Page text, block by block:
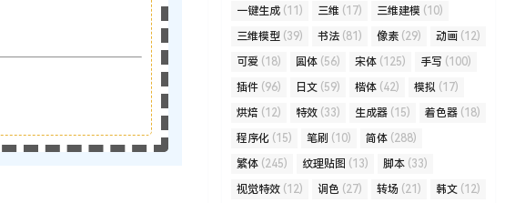
一键生成 (11) 三维 (17) 三维建模 (10)
三维模型 (39) 书法 (81) 像素 (29) 动画 (12)
可爱 (18) 圆体 (56) 宋体 (125) 手写 (100)
插件 (96) 日文 (59) 楷体 (42) 模拟 (17)
烘焙 (12) 特效 (33) 生成器 (15) 着色器 (18)
程序化 (15) 笔刷 (10) 简体 (288)
繁体 (245) 纹理贴图 (13) 脚本 (33)
视觉特效 (12) 调色 (27) 转场 (21) 韩文 (12)